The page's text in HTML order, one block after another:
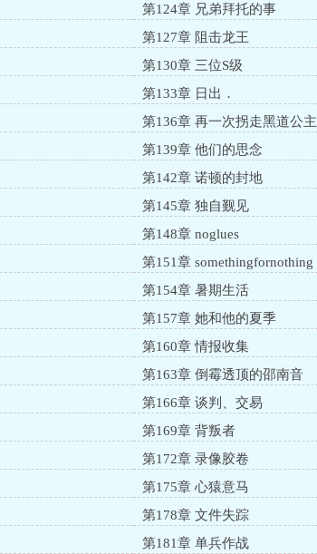
第124章 兄弟拜托的事
第127章 阻击龙王
第130章 三位S级
第133章 日出．
第136章 再一次拐走黑道公主
第139章 他们的思念
第142章 诺顿的封地
第145章 独自觐见
第148章 noglues
第151章 somethingfornothing
第154章 暑期生活
第157章 她和他的夏季
第160章 情报收集
第163章 倒霉透顶的邵南音
第166章 谈判、交易
第169章 背叛者
第172章 录像胶卷
第175章 心猿意马
第178章 文件失踪
第181章 单兵作战